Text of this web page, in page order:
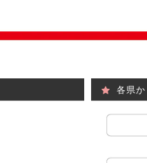
各県